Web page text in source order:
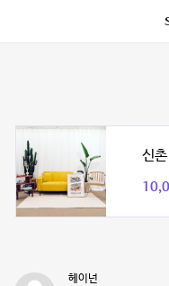
신
헤이넌